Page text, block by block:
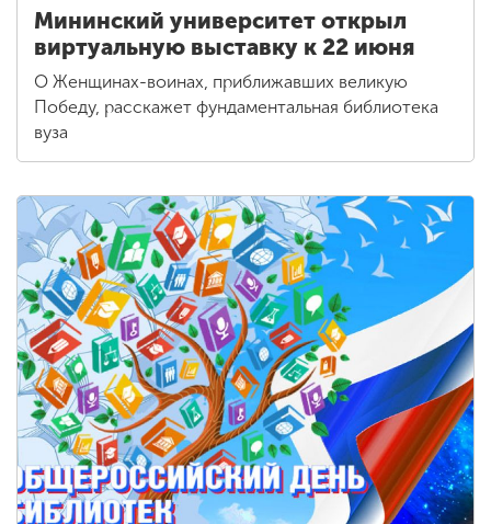
Мининский университет открыл
виртуальную выставку к 22 июня
О Женщинах-воинах, приближавших великую
Победу, расскажет фундаментальная библиотека
вуза